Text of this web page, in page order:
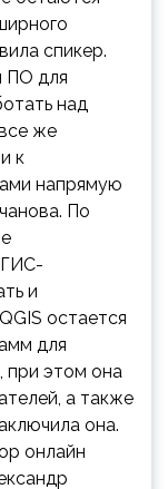
спикер.
ПО для
над
же
к
напрямую
По
ГИС-
и
остается
для
при этом она
а также
она.
онлайн